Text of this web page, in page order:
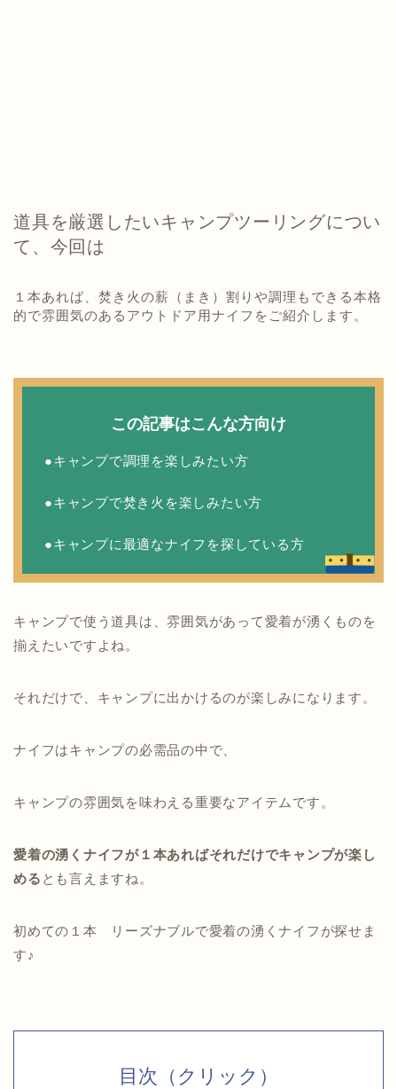
道具を厳選したいキャンプツーリングについ
て、今回は
１本あれば、焚き火の薪（まき）割りや調理もできる本格
的で雰囲気のあるアウトドア用ナイフをご紹介します。
この記事はこんな方向け
●キャンプで調理を楽しみたい方
●キャンプで焚き火を楽しみたい方
●キャンプに最適なナイフを探している方
キャンプで使う道具は、雰囲気があって愛着が湧くものを
揃えたいですよね。
それだけで、キャンプに出かけるのが楽しみになります。
ナイフはキャンプの必需品の中で、
キャンプの雰囲気を味わえる重要なアイテムです。
愛着の湧くナイフが１本あればそれだけでキャンプが楽し
める とも言えますね。
初めての１本 リーズナブルで愛着の湧くナイフが探せま
す♪
目次（クリック）